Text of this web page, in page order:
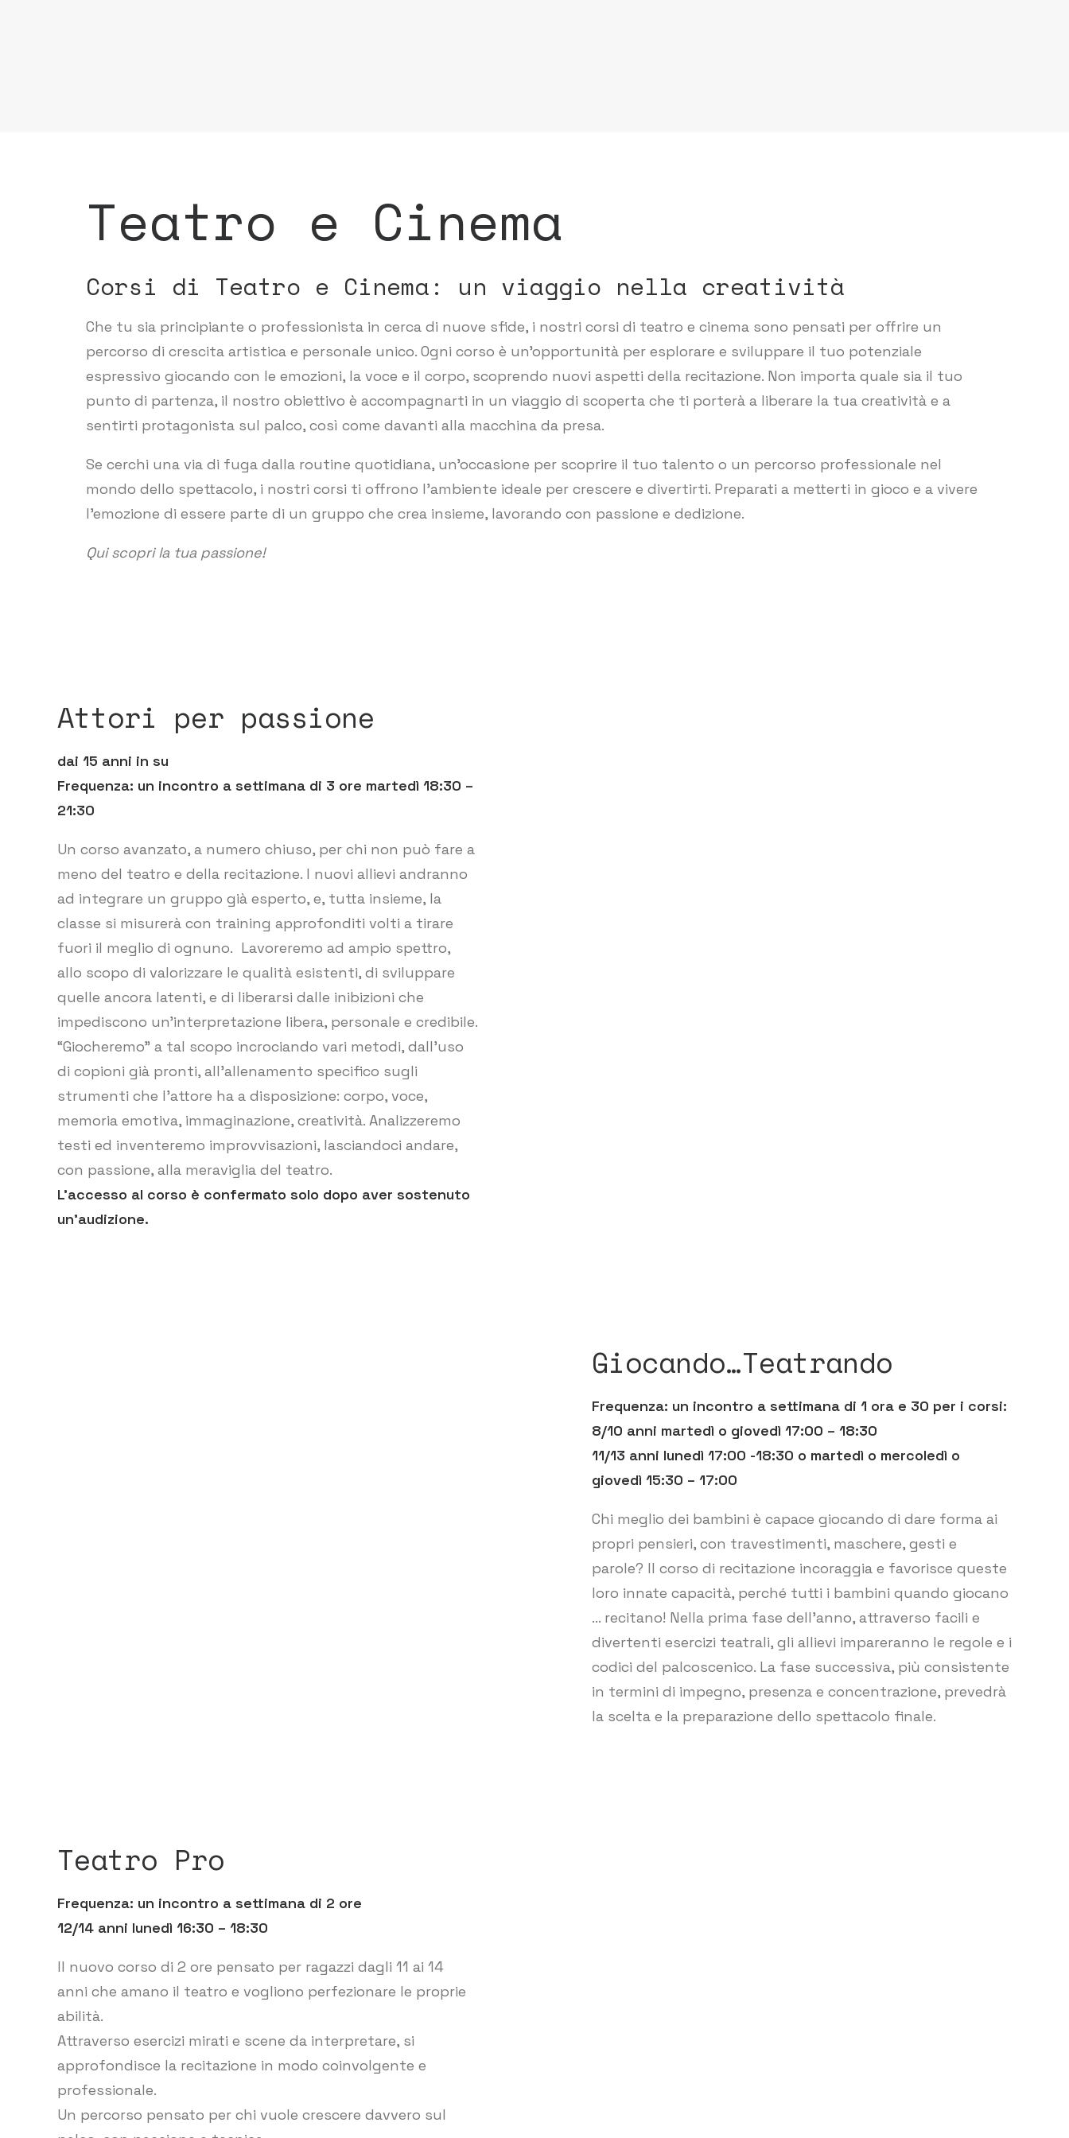
Teatro e Cinema
Corsi di Teatro e Cinema: un viaggio nella creatività
Che tu sia principiante o professionista in cerca di nuove sfide, i nostri corsi di teatro e cinema sono pensati per offrire un
percorso di crescita artistica e personale unico. Ogni corso è un’opportunità per esplorare e sviluppare il tuo potenziale
espressivo giocando con le emozioni, la voce e il corpo, scoprendo nuovi aspetti della recitazione. Non importa quale sia il tuo
punto di partenza, il nostro obiettivo è accompagnarti in un viaggio di scoperta che ti porterà a liberare la tua creatività e a
sentirti protagonista sul palco, così come davanti alla macchina da presa.
Se cerchi una via di fuga dalla routine quotidiana, un’occasione per scoprire il tuo talento o un percorso professionale nel
mondo dello spettacolo, i nostri corsi ti offrono l’ambiente ideale per crescere e divertirti. Preparati a metterti in gioco e a vivere
l’emozione di essere parte di un gruppo che crea insieme, lavorando con passione e dedizione.
Qui scopri la tua passione!
Attori per passione
dai 15 anni in su
Frequenza: un incontro a settimana di 3 ore martedì 18:30 –
21:30
Un corso avanzato, a numero chiuso, per chi non può fare a
meno del teatro e della recitazione. I nuovi allievi andranno
ad integrare un gruppo già esperto, e, tutta insieme, la
classe si misurerà con training approfonditi volti a tirare
fuori il meglio di ognuno. Lavoreremo ad ampio spettro,
allo scopo di valorizzare le qualità esistenti, di sviluppare
quelle ancora latenti, e di liberarsi dalle inibizioni che
impediscono un’interpretazione libera, personale e credibile.
“Giocheremo” a tal scopo incrociando vari metodi, dall’uso
di copioni già pronti, all’allenamento specifico sugli
strumenti che l’attore ha a disposizione: corpo, voce,
memoria emotiva, immaginazione, creatività. Analizzeremo
testi ed inventeremo improvvisazioni, lasciandoci andare,
con passione, alla meraviglia del teatro.
L’accesso al corso è confermato solo dopo aver sostenuto
un’audizione.
Giocando…Teatrando
Frequenza: un incontro a settimana di 1 ora e 30 per i corsi:
8/10 anni martedì o giovedì 17:00 – 18:30
11/13 anni lunedì 17:00 -18:30 o martedì o mercoledì o
giovedì 15:30 – 17:00
Chi meglio dei bambini è capace giocando di dare forma ai
propri pensieri, con travestimenti, maschere, gesti e
parole? Il corso di recitazione incoraggia e favorisce queste
loro innate capacità, perché tutti i bambini quando giocano
… recitano! Nella prima fase dell’anno, attraverso facili e
divertenti esercizi teatrali, gli allievi impareranno le regole e i
codici del palcoscenico. La fase successiva, più consistente
in termini di impegno, presenza e concentrazione, prevedrà
la scelta e la preparazione dello spettacolo finale.
Teatro Pro
Frequenza: un incontro a settimana di 2 ore
12/14 anni lunedì 16:30 – 18:30
Il nuovo corso di 2 ore pensato per ragazzi dagli 11 ai 14
anni che amano il teatro e vogliono perfezionare le proprie
abilità.
Attraverso esercizi mirati e scene da interpretare, si
approfondisce la recitazione in modo coinvolgente e
professionale.
Un percorso pensato per chi vuole crescere davvero sul